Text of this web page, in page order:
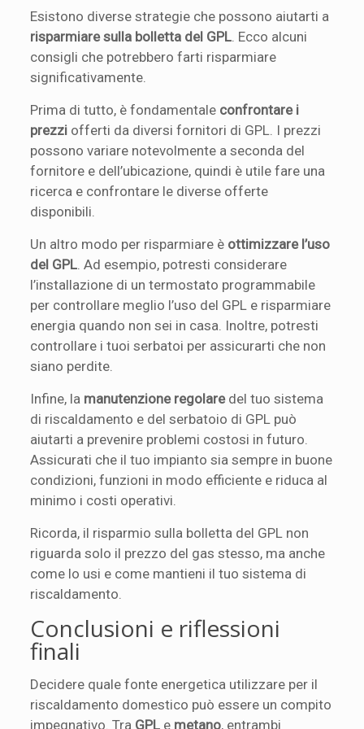
Esistono diverse strategie che possono aiutarti a
risparmiare sulla bolletta del GPL. Ecco alcuni
consigli che potrebbero farti risparmiare
significativamente.
Prima di tutto, è fondamentale confrontare i
prezzi offerti da diversi fornitori di GPL. I prezzi
possono variare notevolmente a seconda del
fornitore e dell’ubicazione, quindi è utile fare una
ricerca e confrontare le diverse offerte
disponibili.
Un altro modo per risparmiare è ottimizzare l’uso
del GPL. Ad esempio, potresti considerare
l’installazione di un termostato programmabile
per controllare meglio l’uso del GPL e risparmiare
energia quando non sei in casa. Inoltre, potresti
controllare i tuoi serbatoi per assicurarti che non
siano perdite.
Infine, la manutenzione regolaredel tuo sistema
di riscaldamento e del serbatoio di GPL può
aiutarti a prevenire problemi costosi in futuro.
Assicurati che il tuo impianto sia sempre in buone
condizioni, funzioni in modo efficiente e riduca al
minimo i costi operativi.
Ricorda, il risparmio sulla bolletta del GPL non
riguarda solo il prezzo del gas stesso, ma anche
come lo usi e come mantieni il tuo sistema di
riscaldamento.
Conclusioni e riflessioni
finali
Decidere quale fonte energetica utilizzare per il
riscaldamento domestico può essere un compito
impegnativo. Tra GPL e metano, entrambi